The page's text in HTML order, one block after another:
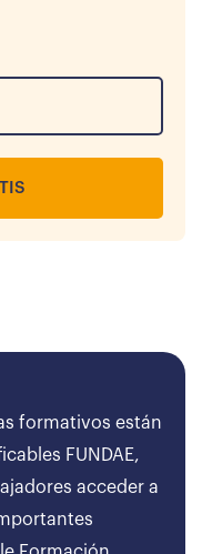
formativos están
FUNDAE,
acceder a